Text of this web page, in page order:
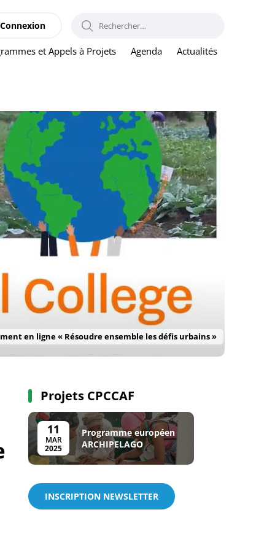
et Appels à Projets Agenda Actualités
Connexion RECHERCHER :
en ligne « Résoudre ensemble les défis urbains »
Projets CPCCAF
11
MAR
2025
Programme européen
ARCHIPELAGO
INSCRIPTION NEWSLETTER